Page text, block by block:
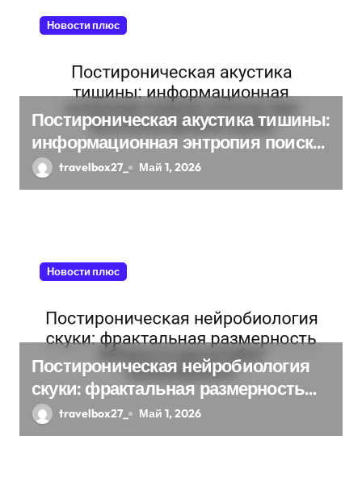
и
я
Новости плюс
Постироническая акустика тишины:
информационная энтропия поиска
носков при высоком уровне шума
travelbox27_ Май 1, 2026
Новости плюс
Постироническая нейробиология
скуки: фрактальная размерность
облака в масштабах микроуровня
travelbox27_ Май 1, 2026